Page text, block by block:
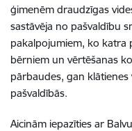
ģimenēm draudzīgas
sastāvēja no pašvaldību
pakalpojumiem, ko katra
bērniem un vērtēšanas
pārbaudes, gan klātienes
pašvaldībās.
Aicinām iepazīties ar